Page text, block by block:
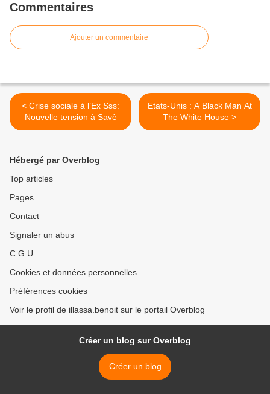
Commentaires
Ajouter un commentaire
< Crise sociale à l’Ex Sss:
Nouvelle tension à Savè
Etats-Unis : A Black Man At
The White House >
Hébergé par Overblog
Top articles
Pages
Contact
Signaler un abus
C.G.U.
Cookies et données personnelles
Préférences cookies
Voir le profil de illassa.benoit sur le portail Overblog
Créer un blog sur Overblog
Créer un blog